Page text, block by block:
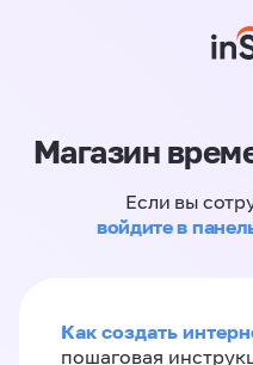
Магазин
Если вы
войдите в
Как создать
пошаговая